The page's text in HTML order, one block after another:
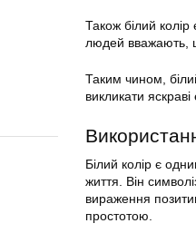
Також білий колір
людей вважають,
Таким чином,
викликати
Білий колір є
життя. Він
вираження
простотою.